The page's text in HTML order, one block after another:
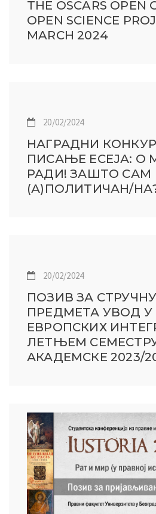
THE OSCARS OPEN
OPEN SCIENCE
MARCH 2024
20/02/2024
НАГРАДНИ
ПИСАЊЕ ЕСЕЈА: О
РАДИ! ЗАШТО САМ
(А)ПОЛИТИЧАН/
20/02/2024
ПОЗИВ ЗА
ПРЕДМЕТА УВОД У
ЕВРОПСКИХ
ЛЕТЊЕМ
АКАДЕМСКЕ 2023/